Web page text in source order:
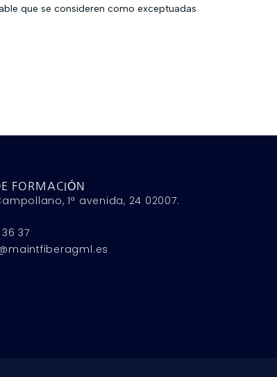
que se consideren como exceptuadas
FORMACIÓN
1ª avenida, 24 02007.
37